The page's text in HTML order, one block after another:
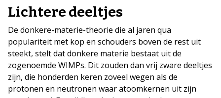
Lichtere deeltjes
De donkere-materie-theorie die al jaren qua
populariteit met kop en schouders boven de rest uit
steekt, stelt dat donkere materie bestaat uit de
zogenoemde WIMPs. Dit zouden dan vrij zware deeltjes
zijn, die honderden keren zoveel wegen als de
protonen en neutronen waar atoomkernen uit zijn